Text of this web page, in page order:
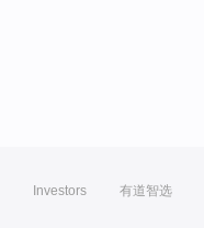
Investors 有道智选